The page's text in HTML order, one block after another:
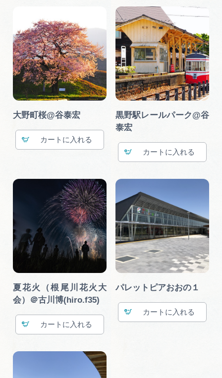
大野町桜@谷泰宏
カート
黒野駅レールパーク@谷
泰宏
カート
夏花火（根尾川花火大
会）＠古川博(hiro.f35)
カート
パレットピアおおの１
カート